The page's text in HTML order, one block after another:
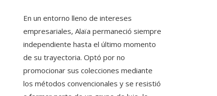
En un entorno lleno de intereses
empresariales, Alaïa permaneció siempre
independiente hasta el último momento
de su trayectoria. Optó por no
promocionar sus colecciones mediante
los métodos convencionales y se resistió